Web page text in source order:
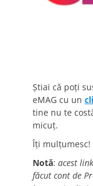
Știai că poți
eMAG cu un
tine nu te
micuț.
Îți mulțumesc!
Notă: acest
făcut cont de